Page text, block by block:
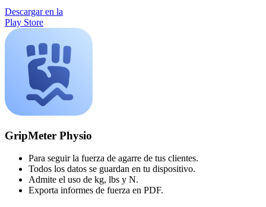
Descargar en la
Play Store
GripMeter Physio
Para seguir la fuerza de agarre de tus clientes.
Todos los datos se guardan en tu dispositivo.
Admite el uso de kg, lbs y N.
Exporta informes de fuerza en PDF.